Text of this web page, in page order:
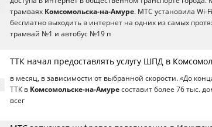
трамваях Комсомольска-на-Амуре. МТС установила Wi-
бесплатно выходить в интернет на одних из самых
трамвай №1 и автобус №19 п
ТТК начал предоставлять услугу ШПД в
в месяц, в зависимости от выбранной скорости. «До
ТТК в Комсомольске-на-Амуре составит более 76 тыс.
всег